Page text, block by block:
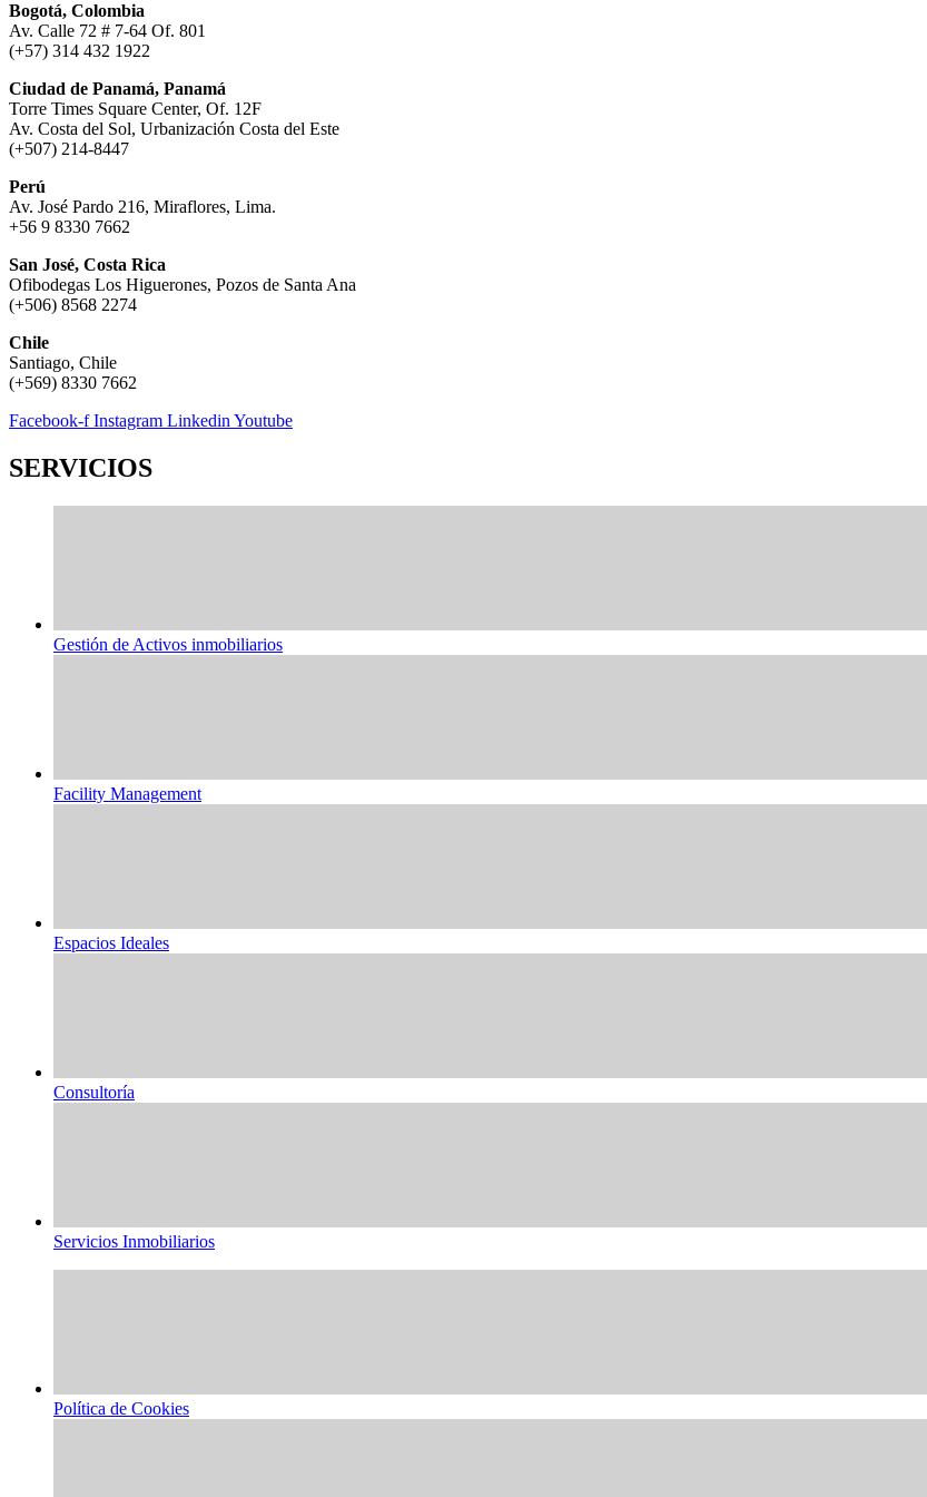
Bogotá, Colombia
Av. Calle 72 # 7-64 Of. 801
(+57) 314 432 1922
Ciudad de Panamá, Panamá
Torre Times Square Center, Of. 12F
Av. Costa del Sol, Urbanización Costa del Este
(+507) 214-8447
Perú
Av. José Pardo 216, Miraflores, Lima.
+56 9 8330 7662
San José, Costa Rica
Ofibodegas Los Higuerones, Pozos de Santa Ana
(+506) 8568 2274
Chile
Santiago, Chile
(+569) 8330 7662
Facebook-f Instagram Linkedin Youtube
SERVICIOS
Gestión de Activos inmobiliarios
Facility Management
Espacios Ideales
Consultoría
Servicios Inmobiliarios
Política de Cookies